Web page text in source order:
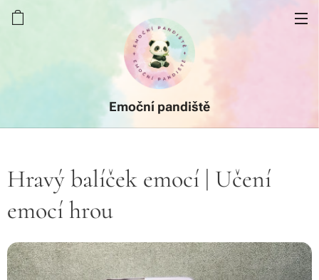
Emoční pandiště
Hravý balíček emocí | Učení
emocí hrou